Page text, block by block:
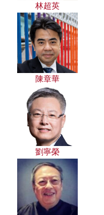
林超英
陳章華
劉寧榮